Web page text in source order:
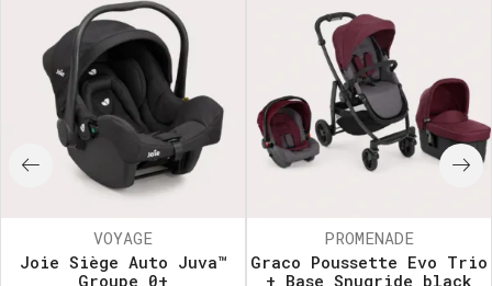
VOYAGE
Joie Siège Auto Juva™
Groupe 0+
PROMENADE
Graco Poussette Evo Trio
+ Base Snugride black